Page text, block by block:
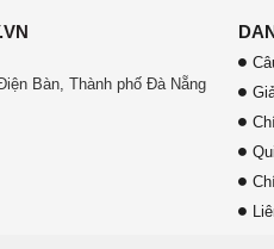
Bàn, Thành phố Đà Nẵng